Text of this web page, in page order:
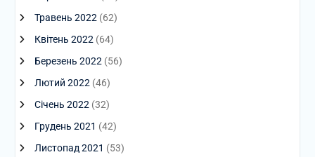
Травень 2022 (62)
Квітень 2022 (64)
Березень 2022 (56)
Лютий 2022 (46)
Січень 2022 (32)
Грудень 2021 (42)
Листопад 2021 (53)